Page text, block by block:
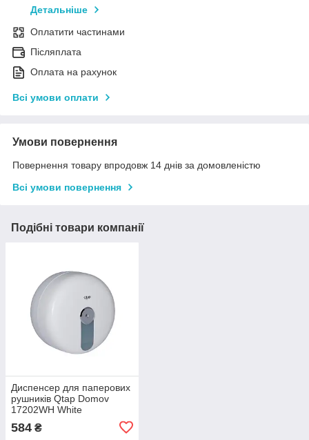
Детальніше
Оплатити частинами
Післяплата
Оплата на рахунок
Всі умови оплати
Умови повернення
Повернення товару впродовж 14 днів за домовленістю
Всі умови повернення
Подібні товари компанії
Диспенсер для паперових
рушників Qtap Domov
17202WH White
584 ₴